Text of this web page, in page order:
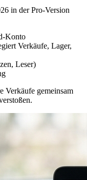
in der Pro-Version
Konto
Verkäufe, Lager,
Leser)
Verkäufe gemeinsam